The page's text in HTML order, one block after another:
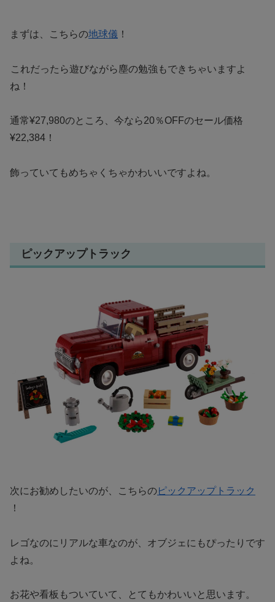
まずは、こちらの地球儀 ！
これだったら遊びながら塵の勉強もできちゃいますよ
ね！
通常¥27,980のところ、今なら20％OFFのセール価格
¥22,384！
飾っていてもめちゃくちゃかわいいですよね。
ピックアップトラック
次にお勧めしたいのが、こちらのピックアップトラック
！
レゴなのにリアルな車なのが、オブジェにもぴったりです
よね。
お花や看板もついていて、とてもかわいいと思います。